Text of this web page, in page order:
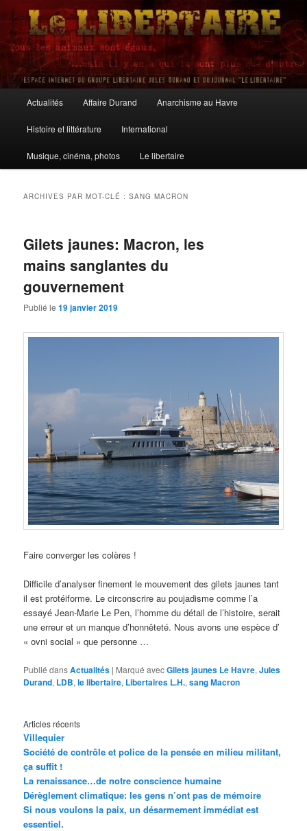
Aller
contenu
principal
Aller
contenu
secondaire
Le Libertaire
principal
Actualités Affaire Durand Anarchisme au Havre
Histoire et littérature International
Musique, cinéma, photos Le libertaire
ARCHIVES PAR MOT-CLÉ :SANG MACRON
Gilets jaunes: Macron, les
mains sanglantes du
gouvernement
Publié le19 janvier 2019
Faire converger les colères !
Difficile d’analyser finement le mouvement des gilets jaunes tant
il est protéiforme. Le circonscrire au poujadisme comme l’a
essayé Jean-Marie Le Pen, l’homme du détail de l’histoire, serait
une erreur et un manque d’honnêteté. Nous avons une espèce d’
« ovni social » que personne …
Publié dansActualités | Marqué avecGilets jaunes Le Havre,Jules
Durand, LDB,le libertaire, Libertaires L.H.,sang Macron
Articles récents
Villequier
Société de contrôle et police de la pensée en milieu militant,
ça suffit !
La renaissance…de notre conscience humaine
Dérèglement climatique: les gens n’ont pas de mémoire
Si nous voulons la paix, un désarmement immédiat est
essentiel.